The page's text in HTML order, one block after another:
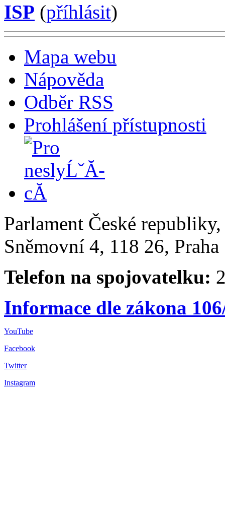
ISP (příhlásit)
Mapa webu
Nápověda
Odběr RSS
Prohlášení přístupnosti
Parlament České
Sněmovní 4, 118 26,
Telefon na spojovatelku:
Informace dle zákona
YouTube
Facebook
Twitter
Instagram